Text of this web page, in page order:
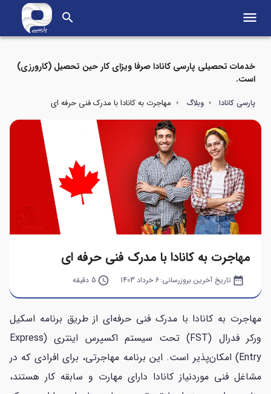
search menu
خدمات تحصیلی پارسی کانادا صرفا ویزای کار حین تحصیل (کارورزی)
است.
پارسی کانادا وبلاگ مهاجرت به کانادا با مدرک فنی حرفه ای
مهاجرت به کانادا با مدرک فنی حرفه ای
date_range تاریخ آخرین بروزرسانی:6 خرداد 1403 query_builder 5 دقیقه
مهاجرت به کانادا با مدرک فنی حرفه‌ای از طریق برنامه اسکیل
ورکر فدرال (FST) تحت سیستم اکسپرس اینتری (Express
Entry) امکان‌پذیر است. این برنامه مهاجرتی، برای افرادی که در
مشاغل فنی موردنیاز کانادا دارای مهارت و سابقه کار هستند،